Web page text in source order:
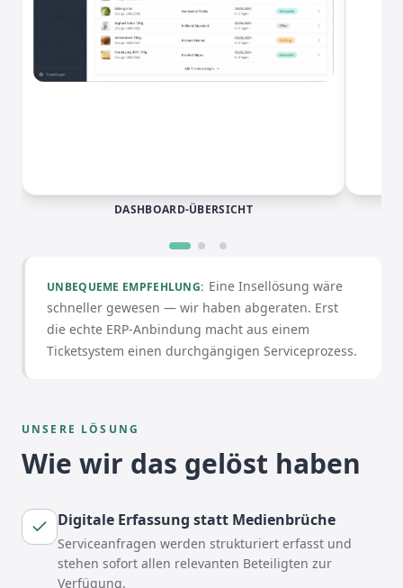
DASHBOARD-ÜBERSICHT
UNBEQUEME EMPFEHLUNG: Eine Insellösung wäre
schneller gewesen — wir haben abgeraten. Erst
die echte ERP-Anbindung macht aus einem
Ticketsystem einen durchgängigen Serviceprozess.
UNSERE LÖSUNG
Wie wir das gelöst haben
Digitale Erfassung statt Medienbrüche
Serviceanfragen werden strukturiert erfasst und
stehen sofort allen relevanten Beteiligten zur
Verfügung.